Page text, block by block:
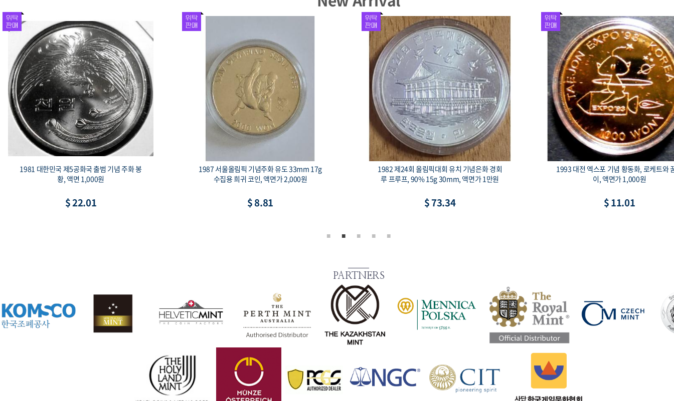
1981 대한민국 제5공화국 출범 기념 주화 봉
황, 액면 1,000원
$ 22.01
1987 서울올림픽 기념주화 유도 33mm 17g
수집용 희귀 코인, 액면가 2,000원
$ 8.81
1982 제24회 올림픽대회 유치 기념은화 경회
루 프루프, 90% 15g 30mm, 액면가 1만원
$ 73.34
1993 대전 엑스포 기념 황동화, 로케트와
이, 액면가 1,000원
$ 11.01
PARTNERS